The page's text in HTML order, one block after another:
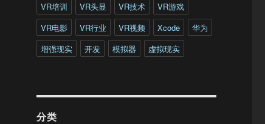
VR培训
VR头显 VR技术
VR游戏
VR电影
VR行业 VR视频 Xcode
华为
增强现实
开发 模拟器 虚拟现实
分类